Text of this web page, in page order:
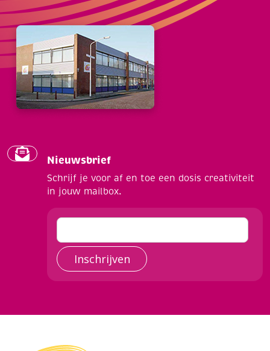
Nieuwsbrief
Schrijf je voor af en toe een dosis creativiteit
in jouw mailbox.
Inschrijven